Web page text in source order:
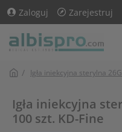
Zaloguj Zarejestruj
Igła iniekcyjna sterylna
Igła iniekcyjna
100 szt. KD-Fine